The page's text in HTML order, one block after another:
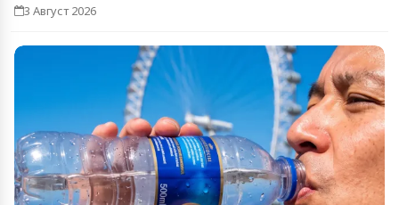
3 Август 2026